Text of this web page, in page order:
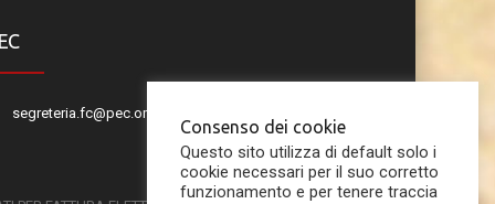
segreteria.fc@pec.omceo.it
Consenso dei cookie
Questo sito utilizza di default solo i
cookie necessari per il suo corretto
funzionamento e per tenere traccia